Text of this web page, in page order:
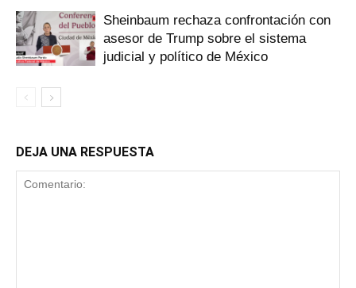
Sheinbaum rechaza confrontación con
asesor de Trump sobre el sistema
judicial y político de México
DEJA UNA RESPUESTA